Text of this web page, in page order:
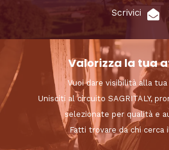
Scrivici
Valorizza la tua
Vuoi dare visibilità alla tua
Unisciti al circuito SAGRITALY,
selezionate per qualità e
Fatti trovare da chi cerca